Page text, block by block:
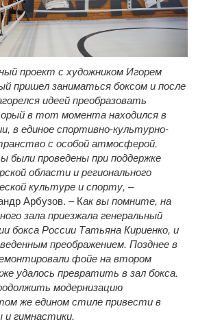
проект с художником Игорем
пришел заниматься боксом и после
идеей преобразовать
в тот момента находился в
в единое спортивно-культурно-
с особой атмосферой.
были проведены при поддержке
области и регионального
культуре и спорту, –
Арбузов. – Как вы помните, на
зала приезжала генеральный
бокса России Татьяна Кириенко, и
преображением. Позднее в
фойе на втором
удалось превратить в зал бокса.
модернизацию
же едином стиле привести в
и гимнастики.